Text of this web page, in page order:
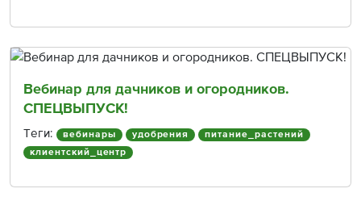
Вебинар для дачников и огородников.
СПЕЦВЫПУСК!
Теги: вебинары удобрения
питание_растений
клиентский_центр